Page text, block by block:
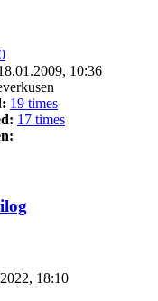
10:36
19 times
17 times
18:10